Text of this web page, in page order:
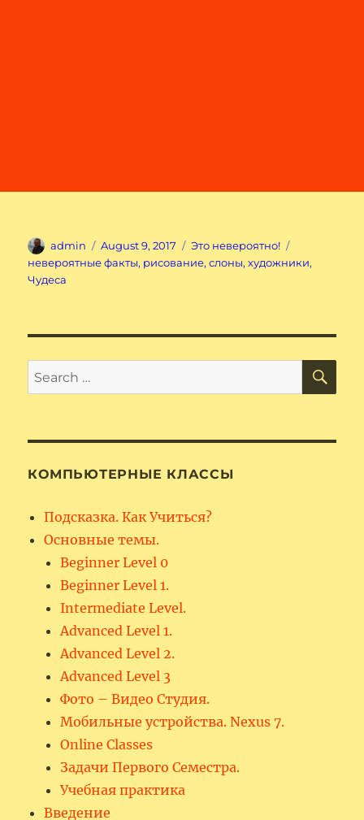
Author
admin
Posted
on
August 9, 2017 Categories
Это невероятно!
невероятные факты, рисование,слоны,художники,
Чудеса
Search
for:
КОМПЬЮТЕРНЫЕ КЛАССЫ
Подсказка. Как Учиться?
Основные темы.
Beginner Level 0
Beginner Level 1.
Intermediate Level.
Advanced Level 1.
Advanced Level 2.
Advanced Level 3
Фото – Видео Студия.
Мобильные устройства. Nexus 7.
Online Classes
Задачи Первого Семестра.
Учебная практика
Введение